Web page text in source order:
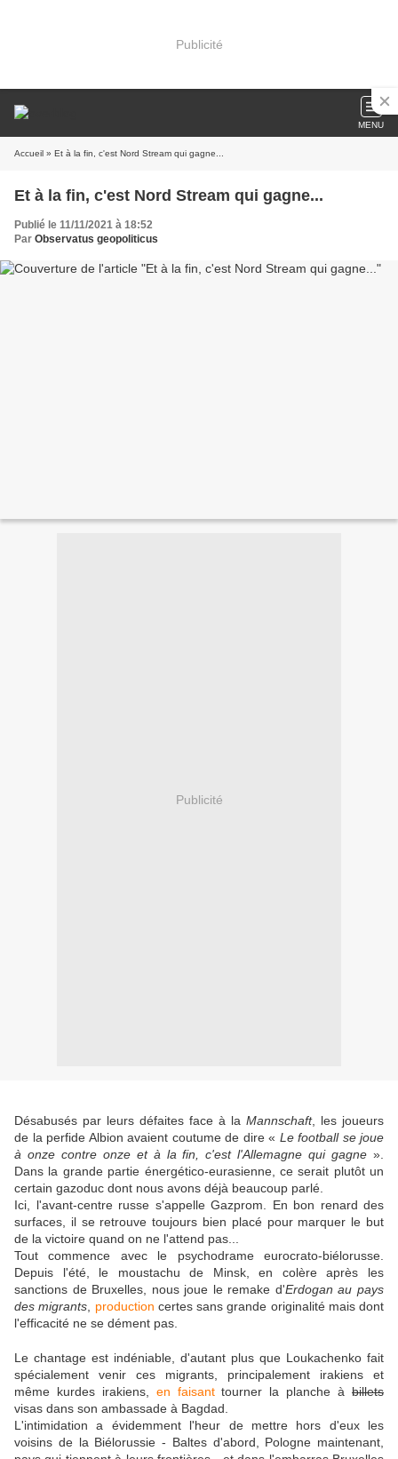
Publicité
MENU
Accueil » Et à la fin, c'est Nord Stream qui gagne...
Et à la fin, c'est Nord Stream qui gagne...
Publié le 11/11/2021 à 18:52
Par Observatus geopoliticus
Publicité
Désabusés par leurs défaites face à la Mannschaft, les joueurs
de la perfide Albion avaient coutume de dire « Le football se joue
à onze contre onze et à la fin, c'est l'Allemagne qui gagne ».
Dans la grande partie énergético-eurasienne, ce serait plutôt un
certain gazoduc dont nous avons déjà beaucoup parlé.
Ici, l'avant-centre russe s'appelle Gazprom. En bon renard des
surfaces, il se retrouve toujours bien placé pour marquer le but
de la victoire quand on ne l'attend pas...
Tout commence avec le psychodrame eurocrato-biélorusse.
Depuis l'été, le moustachu de Minsk, en colère après les
sanctions de Bruxelles, nous joue le remake d'Erdogan au pays
des migrants
production certes sans grande originalité mais dont
l'efficacité ne se dément pas.
Le chantage est indéniable, d'autant plus que Loukachenko fait
spécialement venir ces migrants, principalement irakiens et
même kurdes irakiens, en faisanttourner la planche àbillets
visas dans son ambassade à Bagdad.
L'intimidation a évidemment l'heur de mettre hors d'eux les
voisins de la Biélorussie - Baltes d'abord, Pologne maintenant,